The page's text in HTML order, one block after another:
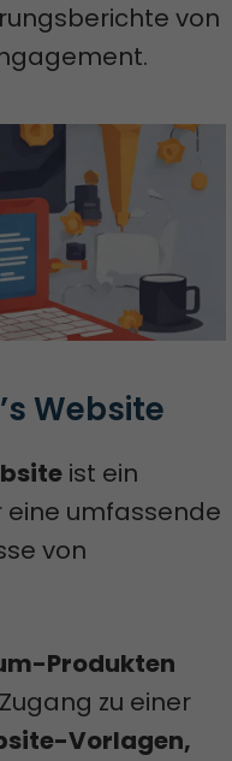
von
Website
ist ein
umfassende
von
Produkten
zu einer
Vorlagen,